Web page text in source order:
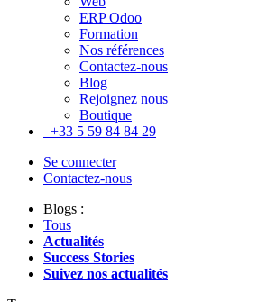
ERP Odoo
Formation
Nos références
Contactez-nous
Blog
Rejoignez nous
Boutique
+33 5 59 84 84 29
Se connecter
Contactez-nous
Blogs :
Tous
Actualités
Success Stories
Suivez nos actualités